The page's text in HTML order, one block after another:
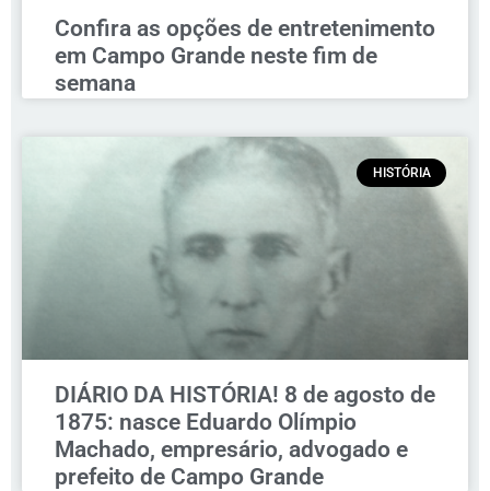
Confira as opções de entretenimento
em Campo Grande neste fim de
semana
HISTÓRIA
DIÁRIO DA HISTÓRIA! 8 de agosto de
1875: nasce Eduardo Olímpio
Machado, empresário, advogado e
prefeito de Campo Grande